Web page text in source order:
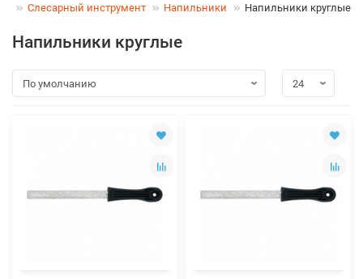
Слесарный инструмент Напильники Напильники круглые
Напильники круглые